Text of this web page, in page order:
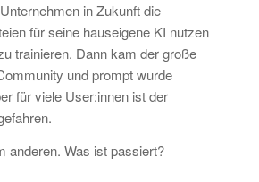
in Zukunft die
für seine hauseigene KI nutzen
trainieren. Dann kam der große
und prompt wurde
für viele User:innen ist der
anderen. Was ist passiert?